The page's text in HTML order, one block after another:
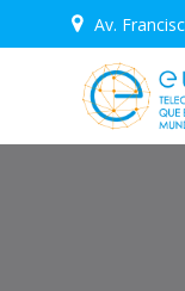
al
Av.